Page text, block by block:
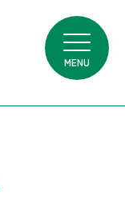
MENU